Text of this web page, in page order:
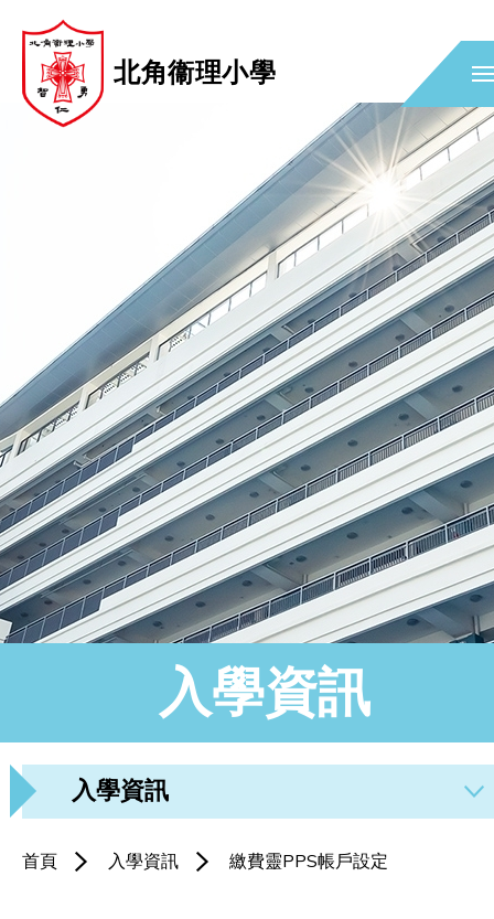
北角衞理小學
入學資訊
入學資訊
首頁 入學資訊 繳費靈PPS帳戶設定